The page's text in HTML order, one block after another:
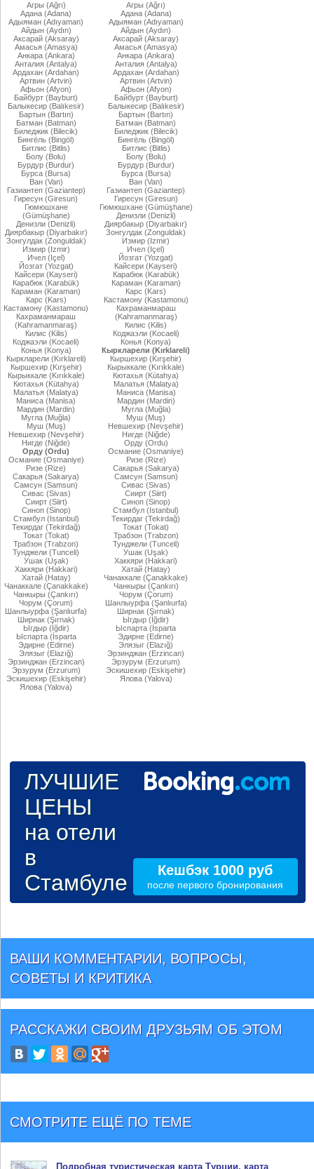
Агры (Ağrı)
Адана (Adana)
Адыяман (Adıyaman)
Айдын (Aydın)
Аксарай (Aksaray)
Амасья (Amasya)
Анкара (Ankara)
Анталия (Antalya)
Ардахан (Ardahan)
Артвин (Artvin)
Афьон (Afyon)
Байбурт (Bayburt)
Балыкесир (Balıkesir)
Бартын (Bartın)
Батман (Batman)
Биледжик (Bilecik)
Бингёль (Bingöl)
Битлис (Bitlis)
Болу (Bolu)
Бурдур (Burdur)
Бурса (Bursa)
Ван (Van)
Газиантеп (Gaziantep)
Гиресун (Giresun)
Гюмюшхане
(Gümüşhane)
Денизли (Denizli)
Диярбакыр (Diyarbakır)
Зонгулдак (Zonguldak)
Измир (Izmir)
Ичел (Içel)
Йозгат (Yozgat)
Кайсери (Kayseri)
Карабюк (Karabük)
Караман (Karaman)
Карс (Kars)
Кастамону (Kastamonu)
Кахраманмараш
(Kahramanmaraş)
Килис (Kilis)
Коджаэли (Kocaeli)
Конья (Konya)
Кыркларели (Kırklareli)
Кыршехир (Kırşehir)
Кырыккале (Kırıkkale)
Кютахья (Kütahya)
Малатья (Malatya)
Маниса (Manisa)
Мардин (Mardin)
Мугла (Muğla)
Муш (Muş)
Невшехир (Nevşehir)
Нигде (Niğde)
Орду (Ordu)
Османие (Osmaniye)
Ризе (Rize)
Сакарья (Sakarya)
Самсун (Samsun)
Сивас (Sivas)
Сиирт (Siirt)
Синоп (Sinop)
Стамбул (Istanbul)
Текирдаг (Tekirdağ)
Токат (Tokat)
Трабзон (Trabzon)
Тунджели (Tunceli)
Ушак (Uşak)
Хаккяри (Hakkari)
Хатай (Hatay)
Чанаккале (Çanakkake)
Чанкыры (Çankırı)
Чорум (Çorum)
Шанлыурфа (Şanlıurfa)
Ширнак (Şırnak)
Ыгдыр (Iğdir)
Ыспарта (İsparta
Эдирне (Edirne)
Элязыг (Elazığ)
Эрзинджан (Erzincan)
Эрзурум (Erzurum)
Эскишехир (Eskişehir)
Ялова (Yalova)
Агры (Ağrı)
Адана (Adana)
Адыяман (Adıyaman)
Айдын (Aydın)
Аксарай (Aksaray)
Амасья (Amasya)
Анкара (Ankara)
Анталия (Antalya)
Ардахан (Ardahan)
Артвин (Artvin)
Афьон (Afyon)
Байбурт (Bayburt)
Балыкесир (Balıkesir)
Бартын (Bartın)
Батман (Batman)
Биледжик (Bilecik)
Бингёль (Bingöl)
Битлис (Bitlis)
Болу (Bolu)
Бурдур (Burdur)
Бурса (Bursa)
Ван (Van)
Газиантеп (Gaziantep)
Гиресун (Giresun)
Гюмюшхане (Gümüşhane)
Денизли (Denizli)
Диярбакыр (Diyarbakır)
Зонгулдак (Zonguldak)
Измир (Izmir)
Ичел (Içel)
Йозгат (Yozgat)
Кайсери (Kayseri)
Карабюк (Karabük)
Караман (Karaman)
Карс (Kars)
Кастамону (Kastamonu)
Кахраманмараш
(Kahramanmaraş)
Килис (Kilis)
Коджаэли (Kocaeli)
Конья (Konya)
Кыркларели (Kırklareli)
Кыршехир (Kırşehir)
Кырыккале (Kırıkkale)
Кютахья (Kütahya)
Малатья (Malatya)
Маниса (Manisa)
Мардин (Mardin)
Мугла (Muğla)
Муш (Muş)
Невшехир (Nevşehir)
Нигде (Niğde)
Орду (Ordu)
Османие (Osmaniye)
Ризе (Rize)
Сакарья (Sakarya)
Самсун (Samsun)
Сивас (Sivas)
Сиирт (Siirt)
Синоп (Sinop)
Стамбул (Istanbul)
Текирдаг (Tekirdağ)
Токат (Tokat)
Трабзон (Trabzon)
Тунджели (Tunceli)
Ушак (Uşak)
Хаккяри (Hakkari)
Хатай (Hatay)
Чанаккале (Çanakkake)
Чанкыры (Çankırı)
Чорум (Çorum)
Шанлыурфа (Şanlıurfa)
Ширнак (Şırnak)
Ыгдыр (Iğdir)
Ыспарта (İsparta
Эдирне (Edirne)
Элязыг (Elazığ)
Эрзинджан (Erzincan)
Эрзурум (Erzurum)
Эскишехир (Eskişehir)
Ялова (Yalova)
ЛУЧШИЕ
ЦЕНЫ
на отели
в
Стамбуле
Кешбэк 1000 руб
после первого бронирования
ВАШИ КОММЕНТАРИИ, ВОПРОСЫ,
СОВЕТЫ И КРИТИКА
РАССКАЖИ СВОИМ ДРУЗЬЯМ ОБ ЭТОМ
СМОТРИТЕ ЕЩЁ ПО ТЕМЕ
Подробная туристическая карта Турции, карта